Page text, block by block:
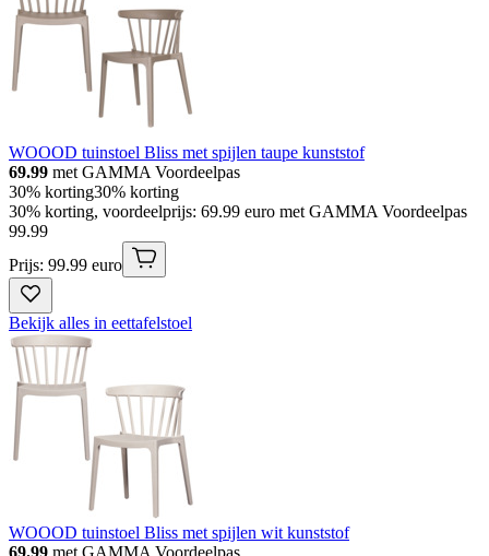
WOOOD tuinstoel Bliss met spijlen taupe kunststof
69.99 met GAMMA Voordeelpas
30% korting30% korting
30% korting, voordeelprijs: 69.99 euro met GAMMA Voordeelpas
99.99
Prijs: 99.99 euro
Bekijk alles in eettafelstoel
WOOOD tuinstoel Bliss met spijlen wit kunststof
69.99 met GAMMA Voordeelpas